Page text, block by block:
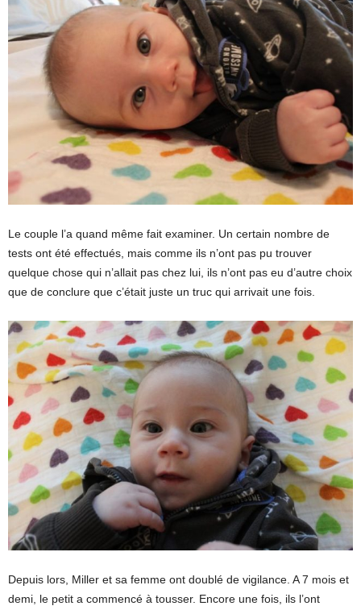
Le couple l’a quand même fait examiner. Un certain nombre de
tests ont été effectués, mais comme ils n’ont pas pu trouver
quelque chose qui n’allait pas chez lui, ils n’ont pas eu d’autre choix
que de conclure que c’était juste un truc qui arrivait une fois.
Depuis lors, Miller et sa femme ont doublé de vigilance. A 7 mois et
demi, le petit a commencé à tousser. Encore une fois, ils l’ont